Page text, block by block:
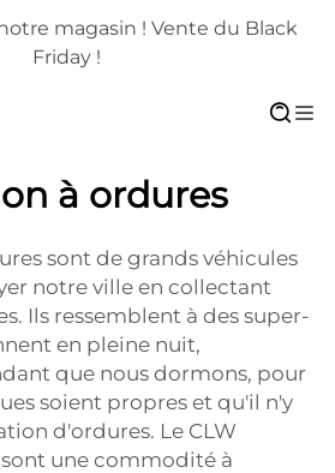
magasin ! Vente du Black
Friday !
à ordures
sont de grands véhicules
notre ville en collectant
Ils ressemblent à des super-
en pleine nuit,
que nous dormons, pour
soient propres et qu'il n'y
d'ordures. Le CLW
sont une commodité à